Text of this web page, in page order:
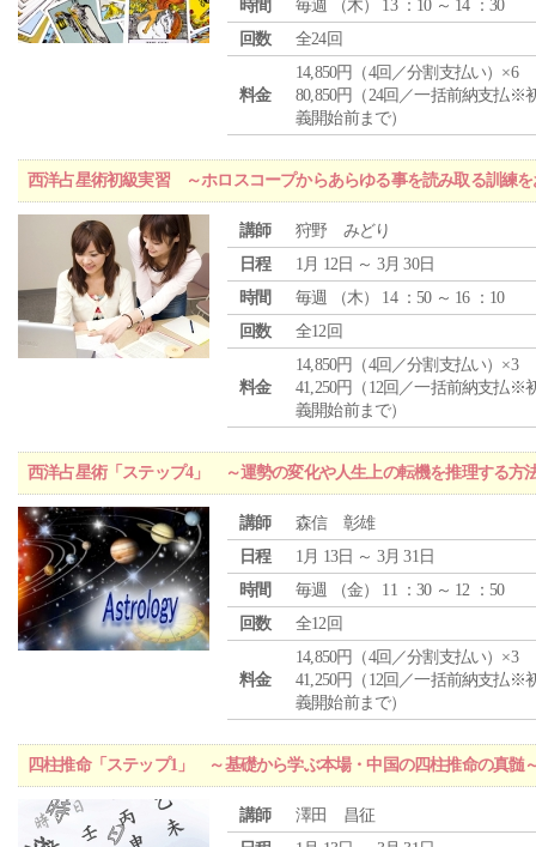
時間
毎週 （木） 13 ：10 ～ 14 ：30
回数
全24回
料金
14,850円（4回／分割支払い）×6
80,850円（24回／一括前納支払※
義開始前まで）
西洋占星術初級実習 ～ホロスコープからあらゆる事を読み取る訓練を
講師
狩野 みどり
日程
1月 12日 ～ 3月 30日
時間
毎週 （木） 14 ：50 ～ 16 ：10
回数
全12回
料金
14,850円（4回／分割支払い）×3
41,250円（12回／一括前納支払※
義開始前まで）
西洋占星術「ステップ4」 ～運勢の変化や人生上の転機を推理する方
講師
森信 彰雄
日程
1月 13日 ～ 3月 31日
時間
毎週 （金） 11 ：30 ～ 12 ：50
回数
全12回
料金
14,850円（4回／分割支払い）×3
41,250円（12回／一括前納支払※
義開始前まで）
四柱推命「ステップ1」 ～基礎から学ぶ本場・中国の四柱推命の真髄
講師
澤田 昌征